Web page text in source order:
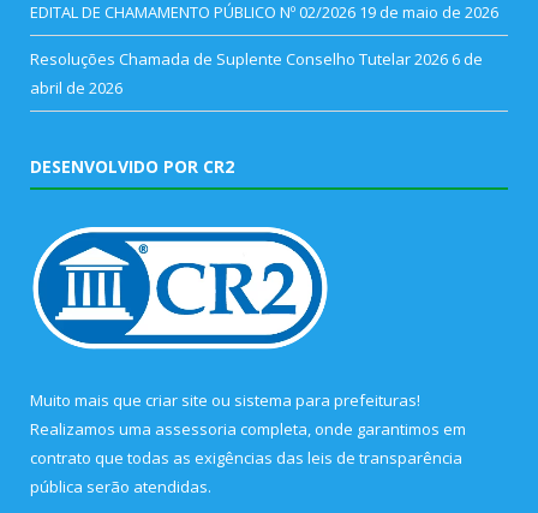
EDITAL DE CHAMAMENTO PÚBLICO Nº 02/2026 19 de maio de 2026
Resoluções Chamada de Suplente Conselho Tutelar 2026 6 de
abril de 2026
DESENVOLVIDO POR CR2
Muito mais que criar site ou sistema para prefeituras!
Realizamos uma assessoria completa, onde garantimos em
contrato que todas as exigências das leis de transparência
pública serão atendidas.